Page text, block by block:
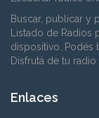
Buscar, publicar y
Listado de Radios
dispositivo. Podés
Disfrutá de tu radio
Enlaces